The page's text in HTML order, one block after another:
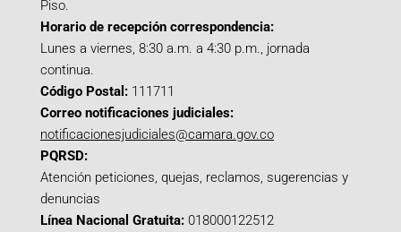
Piso.
Horario de recepción correspondencia:
Lunes a viernes, 8:30 a.m. a 4:30 p.m., jornada
continua.
Código Postal: 111711
Correo notificaciones judiciales:
notificacionesjudiciales@camara.gov.co
PQRSD:
Atención peticiones, quejas, reclamos, sugerencias y
denuncias
Línea Nacional Gratuita: 018000122512